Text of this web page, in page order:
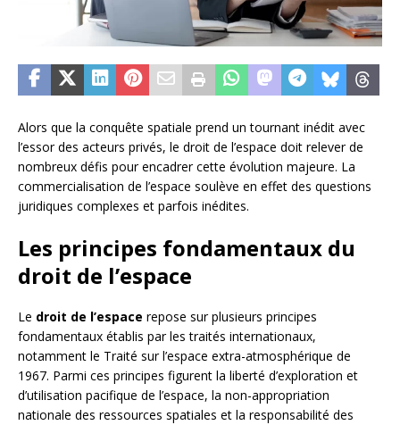
Alors que la conquête spatiale prend un tournant inédit avec
l’essor des acteurs privés, le droit de l’espace doit relever de
nombreux défis pour encadrer cette évolution majeure. La
commercialisation de l’espace soulève en effet des questions
juridiques complexes et parfois inédites.
Les principes fondamentaux du
droit de l’espace
Le droit de l’espace repose sur plusieurs principes
fondamentaux établis par les traités internationaux,
notamment le Traité sur l’espace extra-atmosphérique de
1967. Parmi ces principes figurent la liberté d’exploration et
d’utilisation pacifique de l’espace, la non-appropriation
nationale des ressources spatiales et la responsabilité des